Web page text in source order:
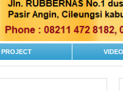
PROJECT VIDEO